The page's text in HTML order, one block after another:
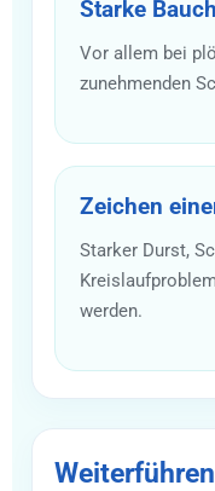
Starke
Vor allem bei
zunehmenden
Zeichen
Starker Durst,
werden.